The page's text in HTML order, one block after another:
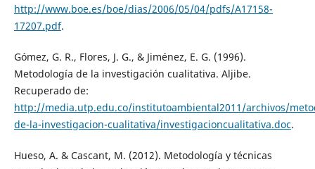
http://www.boe.es/boe/dias/2006/05/04/pdfs/A17158-
17207.pdf.
Gómez, G. R., Flores, J. G., & Jiménez, E. G. (1996).
Metodología de la investigación cualitativa. Aljibe.
Recuperado de:
http://media.utp.edu.co/institutoambiental2011/archivos/
de-la-investigacion-cualitativa/investigacioncualitativa.doc.
Hueso, A. & Cascant, M. (2012). Metodología y técnicas